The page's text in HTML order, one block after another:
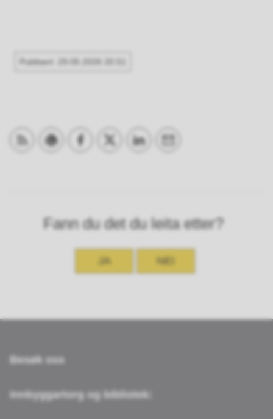
Publisert
Fann du det du leita etter?
JA NEI
Besøk oss
Innbyggartorg og bibliotek: